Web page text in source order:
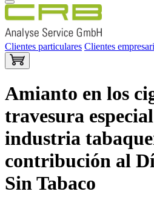
Clientes particulares Clientes
Amianto en los
travesura
industria
contribución al
Sin Tabaco